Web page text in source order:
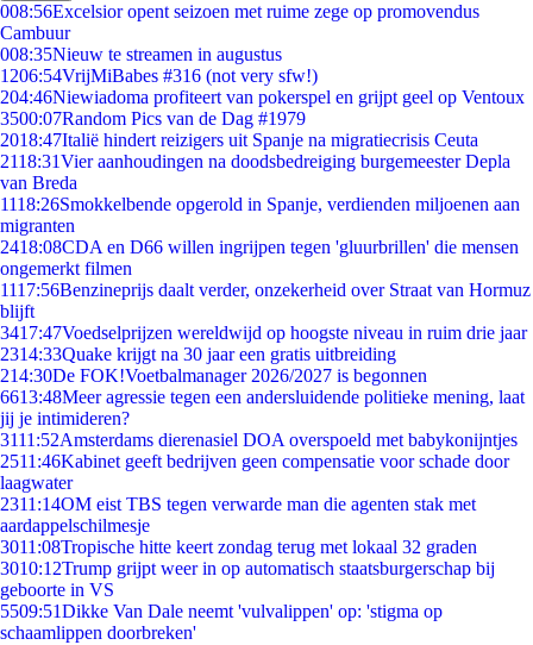
008:56Excelsior opent seizoen met ruime zege op promovendus
Cambuur
008:35Nieuw te streamen in augustus
1206:54VrijMiBabes #316 (not very sfw!)
204:46Niewiadoma profiteert van pokerspel en grijpt geel op Ventoux
3500:07Random Pics van de Dag #1979
2018:47Italië hindert reizigers uit Spanje na migratiecrisis Ceuta
2118:31Vier aanhoudingen na doodsbedreiging burgemeester Depla
van Breda
1118:26Smokkelbende opgerold in Spanje, verdienden miljoenen aan
migranten
2418:08CDA en D66 willen ingrijpen tegen 'gluurbrillen' die mensen
ongemerkt filmen
1117:56Benzineprijs daalt verder, onzekerheid over Straat van Hormuz
blijft
3417:47Voedselprijzen wereldwijd op hoogste niveau in ruim drie jaar
2314:33Quake krijgt na 30 jaar een gratis uitbreiding
214:30De FOK!Voetbalmanager 2026/2027 is begonnen
6613:48Meer agressie tegen een andersluidende politieke mening, laat
jij je intimideren?
3111:52Amsterdams dierenasiel DOA overspoeld met babykonijntjes
2511:46Kabinet geeft bedrijven geen compensatie voor schade door
laagwater
2311:14OM eist TBS tegen verwarde man die agenten stak met
aardappelschilmesje
3011:08Tropische hitte keert zondag terug met lokaal 32 graden
3010:12Trump grijpt weer in op automatisch staatsburgerschap bij
geboorte in VS
5509:51Dikke Van Dale neemt 'vulvalippen' op: 'stigma op
schaamlippen doorbreken'